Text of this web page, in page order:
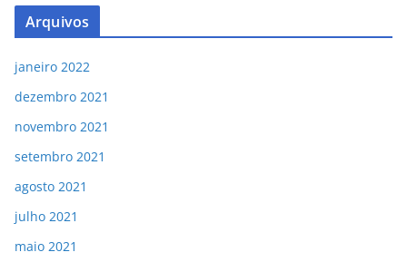
Arquivos
janeiro 2022
dezembro 2021
novembro 2021
setembro 2021
agosto 2021
julho 2021
maio 2021